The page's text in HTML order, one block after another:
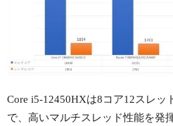
Core i5-12450HXは8コア12スレッ
で、高いマルチスレッド性能を発